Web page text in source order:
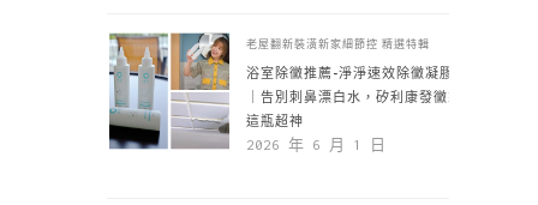
老屋翻新裝潢新家細節控 精選特輯
浴室除黴推薦-淨淨速效除黴凝膠
｜告別刺鼻漂白水，矽利康發黴靠
這瓶超神
2026 年 6 月 1 日